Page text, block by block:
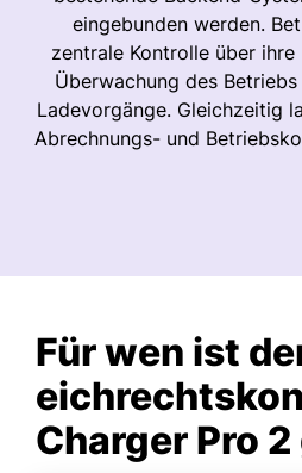
eingebunden werden.
zentrale Kontrolle über
Überwachung des
Ladevorgänge. Gleichzeitig
Abrechnungs- und
Für wen ist
Charger Pro